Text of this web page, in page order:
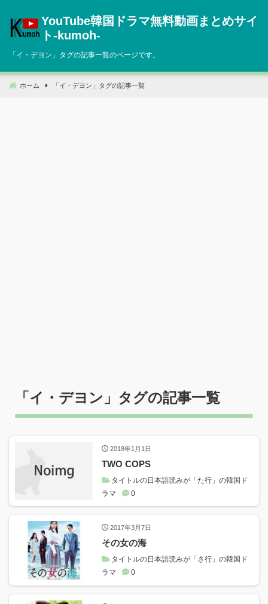
へ
動
YouTube韓国ドラマ無料動画まとめサイ
ト‐kumoh‐
「イ・デヨン 」タグの記事一覧のページです。
ホーム 「 イ・デヨン 」タグの記事一覧
「イ・デヨン 」タグの記事一覧
2018年1月1日
TWO COPS
タイトルの日本語読みが「た行」の韓国ド
ラマ
0
2017年3月7日
その女の海
タイトルの日本語読みが「さ行」の韓国ド
ラマ
0